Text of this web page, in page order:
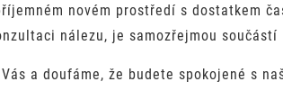
novém prostředí s dostatkem
nálezu, je samozřejmou součástí
a doufáme, že budete spokojené s